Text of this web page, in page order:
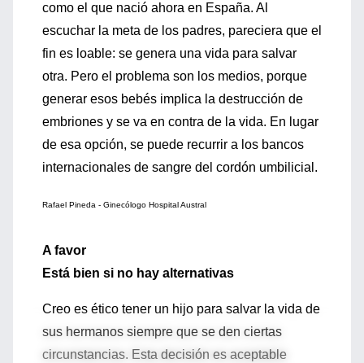
como el que nació ahora en España. Al
escuchar la meta de los padres, pareciera que el
fin es loable: se genera una vida para salvar
otra. Pero el problema son los medios, porque
generar esos bebés implica la destrucción de
embriones y se va en contra de la vida. En lugar
de esa opción, se puede recurrir a los bancos
internacionales de sangre del cordón umbilicial.
Rafael Pineda - Ginecólogo Hospital Austral
A favor
Está bien si no hay alternativas
Creo es ético tener un hijo para salvar la vida de
sus hermanos siempre que se den ciertas
circunstancias. Esta decisión es aceptable